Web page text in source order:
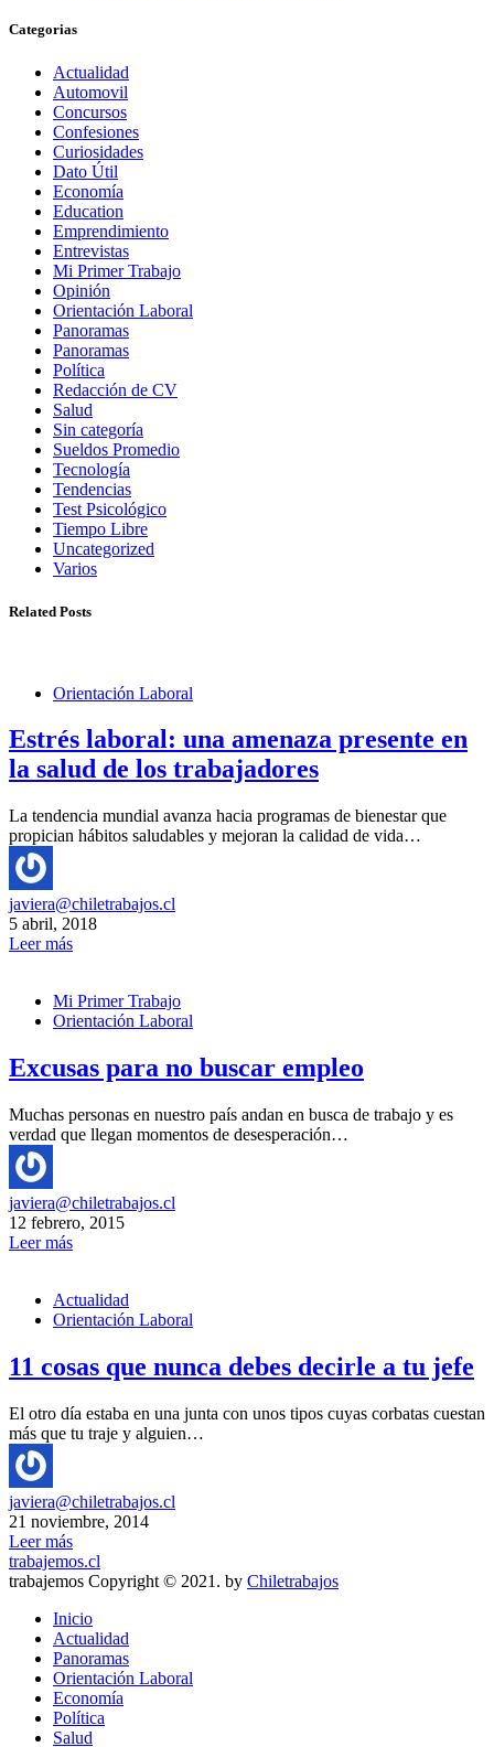
Categorias
Actualidad
Automovil
Concursos
Confesiones
Curiosidades
Dato Útil
Economía
Education
Emprendimiento
Entrevistas
Mi Primer Trabajo
Opinión
Orientación Laboral
Panoramas
Panoramas
Política
Redacción de CV
Salud
Sin categoría
Sueldos Promedio
Tecnología
Tendencias
Test Psicológico
Tiempo Libre
Uncategorized
Varios
Related Posts
Orientación Laboral
Estrés laboral: una amenaza presente en
la salud de los trabajadores
La tendencia mundial avanza hacia programas de bienestar que
propician hábitos saludables y mejoran la calidad de vida…
javiera@chiletrabajos.cl
5 abril, 2018
Leer más
Mi Primer Trabajo
Orientación Laboral
Excusas para no buscar empleo
Muchas personas en nuestro país andan en busca de trabajo y es
verdad que llegan momentos de desesperación…
javiera@chiletrabajos.cl
12 febrero, 2015
Leer más
Actualidad
Orientación Laboral
11 cosas que nunca debes decirle a tu jefe
El otro día estaba en una junta con unos tipos cuyas corbatas cuestan
más que tu traje y alguien…
javiera@chiletrabajos.cl
21 noviembre, 2014
Leer más
trabajemos.cl
trabajemos Copyright © 2021. by Chiletrabajos
Inicio
Actualidad
Panoramas
Orientación Laboral
Economía
Política
Salud